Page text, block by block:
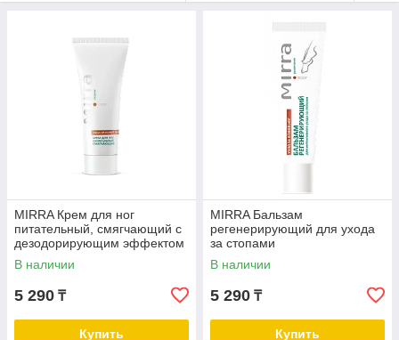
MIRRA Крем для ног
питательный, смягчающий с
дезодорирующим эффектом
(туба, 75 мл)
В наличии
5 290 ₸
Купить
MIRRA Бальзам
регенерирующий для ухода
за стопами
В наличии
5 290 ₸
Купить